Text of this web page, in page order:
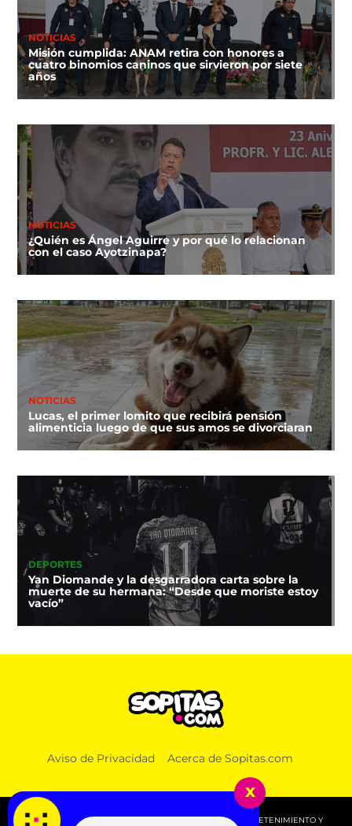
NOTICIAS
Misión cumplida: ANAM retira con honores a
cuatro binomios caninos que sirvieron por siete
años
NOTICIAS
¿Quién es Ángel Aguirre y por qué lo relacionan
con el caso Ayotzinapa?
NOTICIAS
Lucas, el primer lomito que recibirá pensión
alimenticia luego de que sus amos se divorciaran
DEPORTES
Yan Diomande y la desgarradora carta sobre la
muerte de su hermana: “Desde que moriste estoy
vacío”
Aviso de Privacidad Acerca de Sopitas.com
© 2026 SOPITAS.COM - MÚSICA, NOTICIAS, DEPORTES, ENTRETENIMIENTO Y
x